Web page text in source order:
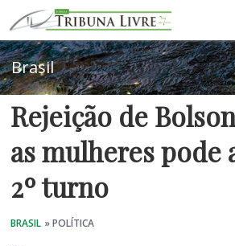
Rejeição de
as mulheres pode
2º turno